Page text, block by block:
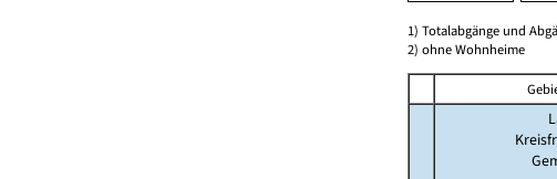
1) Totalabgänge und
2) ohne Wohnheime